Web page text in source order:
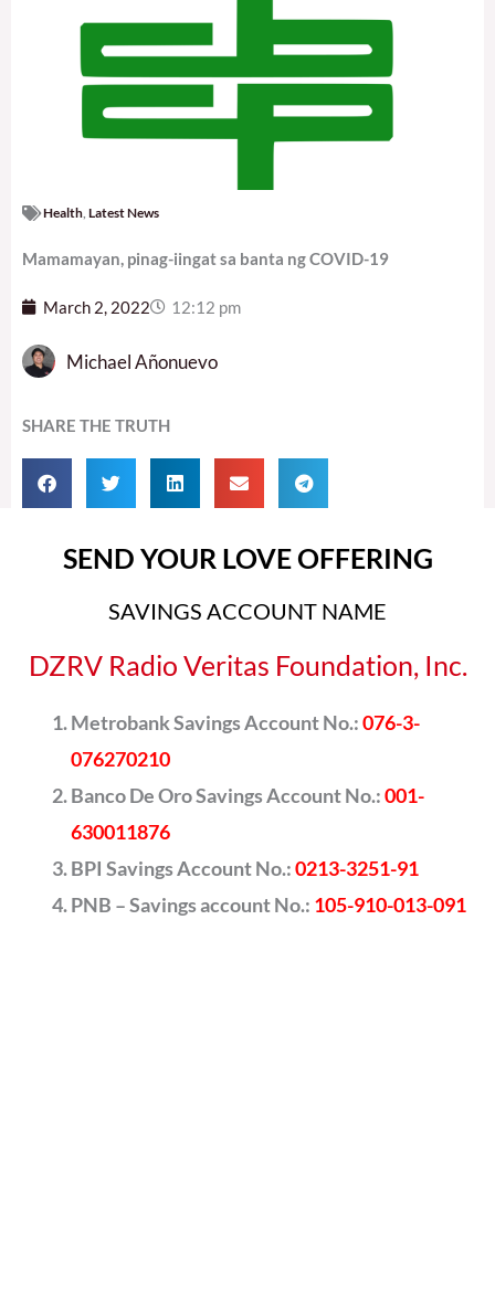
Health Latest News
Mamamayan, pinag-iingat sa banta ng COVID-19
March 2, 2022 12:12 pm
Michael Añonuevo
SHARE THE TRUTH
SEND YOUR LOVE OFFERING
SAVINGS ACCOUNT NAME
DZRV Radio Veritas Foundation, Inc.
Metrobank Savings Account No.:076-3-
076270210
Banco De Oro Savings Account No.:001-
630011876
BPI Savings Account No.:0213-3251-91
PNB – Savings account No.: 105-910-013-091